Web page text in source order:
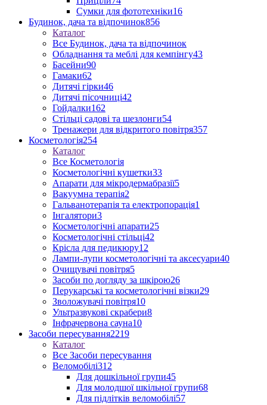
Сумки для фототехніки16
Будинок, дача та відпочинок856
Каталог
Все Будинок, дача та відпочинок
Обладнання та меблі для кемпінгу43
Басейни90
Гамаки62
Дитячі гірки46
Дитячі пісочниці42
Гойдалки162
Стільці садові та шезлонги54
Тренажери для відкритого повітря357
Косметологія254
Каталог
Все Косметологія
Косметологічні кушетки33
Апарати для мікродермабразії5
Вакуумна терапія2
Гальванотерапія та електропорація1
Інгалятори3
Косметологічні апарати25
Косметологічні стільці42
Крісла для педикюру12
Лампи-лупи косметологічні та аксесуари40
Очищувачі повітря5
Засоби по догляду за шкірою26
Перукарські та косметологічні візки29
Зволожувачі повітря10
Ультразвукові скрабери8
Інфрачервона сауна10
Засоби пересування2219
Каталог
Все Засоби пересування
Веломобілі312
Для дошкільної групи45
Для молодшої шкільної групи68
Для підлітків веломобілі57